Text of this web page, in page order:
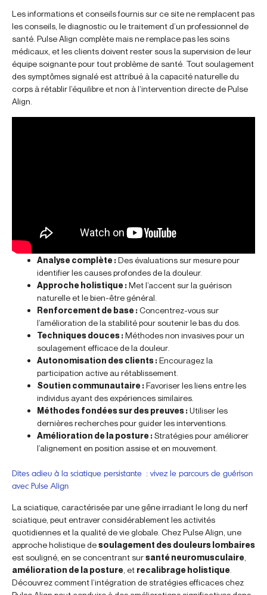
Les informations et conseils fournis sur ce site ne remplacent pas
les conseils, le diagnostic ou le traitement d’un professionnel de
santé. Pulse Align complète mais ne remplace pas les soins
médicaux, et les clients doivent rester sous la supervision de leur
équipe soignante pour tout problème de santé. Tout soulagement
des symptômes signalé est attribué à la capacité naturelle du
corps à rétablir l’équilibre et non à l’intervention directe de Pulse
Align.
Analyse complète :Des évaluations sur mesure pour
identifier les causes profondes de la douleur.
Approche holistique :Met l’accent sur la guérison
naturelle et le bien-être général.
Renforcement de base :Concentrez-vous sur
l’amélioration de la stabilité pour soutenir le bas du dos.
Techniques douces :Méthodes non invasives pour un
soulagement efficace de la douleur.
Autonomisation des clients :Encouragez la
participation active au rétablissement.
Soutien communautaire :Favoriser les liens entre les
individus ayant des expériences similaires.
Méthodes fondées sur des preuves :Utiliser les
dernières recherches pour guider les interventions.
Amélioration de la posture :Stratégies pour améliorer
l’alignement en position assise et en mouvement.
Dites adieu à la sciatique persistante : vivez le parcours de guérison
avec Pulse Align
La sciatique, caractérisée par une gêne irradiant le long du nerf
sciatique, peut entraver considérablement les activités
quotidiennes et la qualité de vie globale. Chez Pulse Align, une
approche holistique desoulagement des douleurs lombaires
est souligné, en se concentrant sursanté neuromusculaire
amélioration de la posture , et recalibrage holistique
Découvrez comment l’intégration de stratégies efficaces chez